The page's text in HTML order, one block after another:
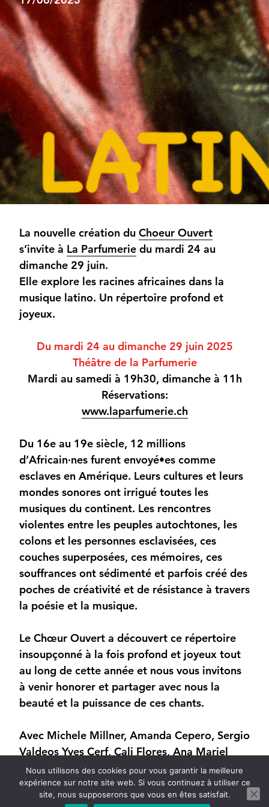
La nouvelle création du Choeur Ouvert
s’invite à La Parfumerie du mardi 24 au
dimanche 29 juin.
Elle explore les racines africaines dans la
musique latino. Un répertoire profond et
joyeux.
Du mardi 24 au dimanche 29 juin 2025
Théâtre de la Parfumerie
Mardi au samedi à 19h30, dimanche à 11h
Réservations:
www.laparfumerie.ch
Du 16e au 19e siècle, 12 millions
d’Africain·nes furent envoyé•es comme
esclaves en Amérique. Leurs cultures et leurs
mondes sonores ont irrigué toutes les
musiques du continent. Les rencontres
violentes entre les peuples autochtones, les
colons et les personnes esclavisées, ces
couches superposées, ces mémoires, ces
souffrances ont sédimenté et parfois créé des
poches de créativité et de résistance à travers
la poésie et la musique.
Le Chœur Ouvert a découvert ce répertoire
insoupçonné à la fois profond et joyeux tout
au long de cette année et nous vous invitons
à venir honorer et partager avec nous la
beauté et la puissance de ces chants.
Avec Michele Millner, Amanda Cepero, Sergio
Valdeos Yves Cerf, Cali Flores, Ana Mariel
García León, Fulvia Torricelli, Pablo Agudo
López, Nelson Rojas et les choristes du
Chœur Ouvert.
Nous utilisons des cookies pour vous garantir la meilleure
expérience sur notre site web. Si vous continuez à utiliser ce
site, nous supposerons que vous en êtes satisfait.